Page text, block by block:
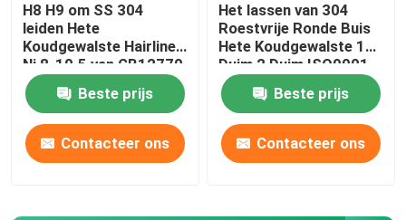
H8 H9 om SS 304
leiden Hete
Koudgewalste Hairline
Ni 8-10.5 van GB12770
door buizen
Beste prijs
Contacteer ons
Het lassen van 304
Roestvrije Ronde Buis
Hete Koudgewalste 1
Duim 2 Duim ISO9001
JIS
Beste prijs
Contacteer ons